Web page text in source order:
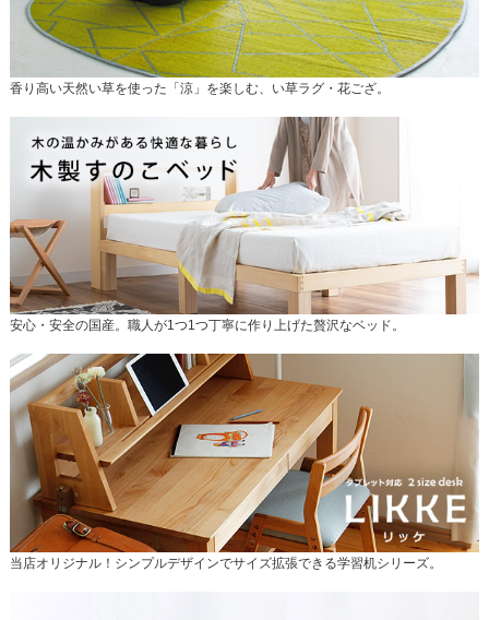
香り高い天然い草を使った「涼」を楽しむ、い草ラグ・花ござ。
安心・安全の国産。職人が1つ1つ丁寧に作り上げた贅沢なベッド。
当店オリジナル！シンプルデザインでサイズ拡張できる学習机シリーズ。